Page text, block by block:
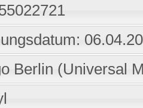
Berlin (Universal